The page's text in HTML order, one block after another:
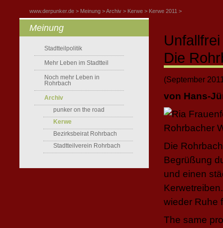
www.derpunker.de Meinung Archiv Kerwe Kerwe 2011
Die
(September
von Hans-
Die
Begrüßung
und einen
wieder Ruhe
The same
Meinung
Stadtteilpolitik
Mehr Leben im Stadtteil
Noch mehr Leben in
Rohrbach
Archiv
punker on the road
Kerwe
Bezirksbeirat Rohrbach
Stadtteilverein Rohrbach